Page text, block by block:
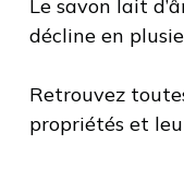
Le savon lait
décline en
Retrouvez
propriétés et